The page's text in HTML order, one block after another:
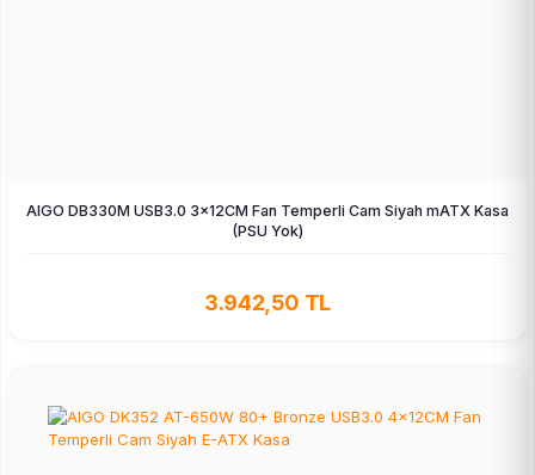
AIGO DB330M USB3.0 3×12CM Fan Temperli Cam Siyah mATX Kasa
(PSU Yok)
3.942,50 TL